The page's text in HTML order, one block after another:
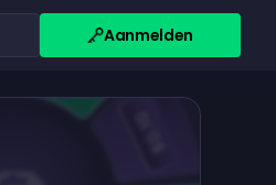
Aanmelden
$5.00